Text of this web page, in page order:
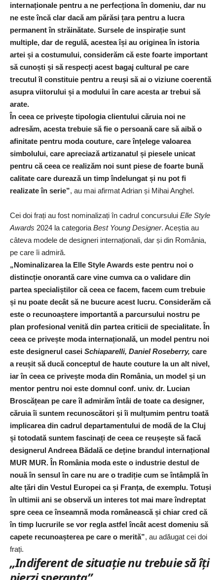
internaționale pentru a ne perfecționa în domeniu, dar nu
ne este încă clar dacă am părăsi țara pentru a lucra
permanent în străinătate. Sursele de inspirație sunt
multiple, dar de regulă, acestea își au originea în istoria
artei și a costumului, considerăm că este foarte important
să cunoști și să respecți acest bagaj cultural pe care
trecutul îl constituie pentru a reuși să ai o viziune coerentă
asupra viitorului și a modului în care acesta ar trebui să
arate.
În ceea ce privește tipologia clientului căruia noi ne
adresăm, acesta trebuie să fie o persoană care să aibă o
afinitate pentru moda couture, care înțelege valoarea
simbolului, care apreciază artizanatul și piesele unicat
pentru că ceea ce realizăm noi sunt piese de foarte bună
calitate care durează un timp îndelungat și nu pot fi
realizate în serie”, au mai afirmat Adrian și Mihai Anghel.
Cei doi frați au fost nominalizați în cadrul concursului Elle Style
Awards 2024 la categoria Best Young Designer. Aceștia au
câteva modele de designeri internaționali, dar și din România,
pe care îi admiră.
„Nominalizarea la Elle Style Awards este pentru noi o
distincție onorantă care vine cumva ca o validare din
partea specialiștilor că ceea ce facem, facem cum trebuie
și nu poate decât să ne bucure acest lucru. Considerăm că
este o recunoaștere importantă a parcursului nostru pe
plan profesional venită din partea criticii de specialitate. În
ceea ce privește moda internațională, un model pentru noi
este designerul casei Schiaparelli, Daniel Roseberry, care
a reușit să ducă conceptul de haute couture la un alt nivel,
iar în ceea ce privește moda din România, un model și un
mentor pentru noi este domnul conf. univ. dr. Lucian
Broscățean pe care îl admirăm întâi de toate ca designer,
căruia îi suntem recunoscători și îi mulțumim pentru toată
implicarea din cadrul departamentului de modă de la Cluj
și totodată suntem fascinați de ceea ce reușește să facă
designerul Andreea Bădală ce deține brandul internațional
MUR MUR. În România moda este o industrie destul de
nouă în sensul în care nu are o tradiție cum se întâmplă în
alte țări din Vestul Europei ca și Franța, de exemplu. Totuși
în ultimii ani se observă un interes tot mai mare îndreptat
spre ceea ce înseamnă moda românească și chiar cred că
în timp lucrurile se vor regla astfel încât acest domeniu să
capete recunoașterea pe care o merită”, au adăugat cei doi
frați.
„Indiferent de situație nu trebuie să îți